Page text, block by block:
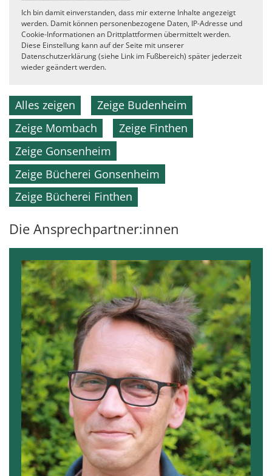
Ich bin damit einverstanden, dass mir externe Inhalte angezeigt
werden. Damit können personenbezogene Daten, IP-Adresse und
Cookie-Informationen an Drittplattformen übermittelt werden.
Diese Einstellung kann auf der Seite mit unserer
Datenschutzerklärung (siehe Link im Fußbereich) später jederzeit
wieder geändert werden.
Alles zeigen
Zeige Budenheim
Zeige Mombach
Zeige Finthen
Zeige Gonsenheim
Zeige Bücherei Gonsenheim
Zeige Bücherei Finthen
Die Ansprechpartner:innen